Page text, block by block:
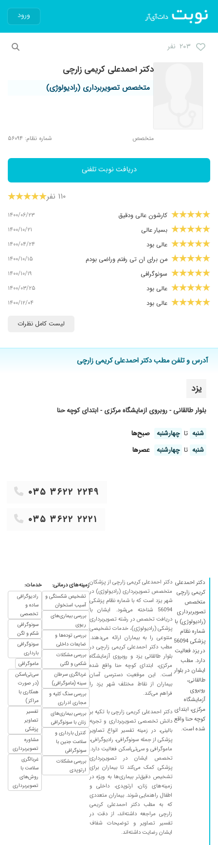
ورود
۲۰۳ نفر
دکتر احمدعلی کریمی زارچی
متخصص تصویربرداری (رادیولوژی)
متخصص شماره نظام: ۵۶۰۹۴
دریافت نوبت تلفنی
۱۱۰ نفر
کارشون عالی ودقیق ۱۴۰۰/۰۶/۲۳
بسیار عالی ۱۴۰۰/۱۰/۲۱
عالی بود ۱۴۰۰/۰۴/۲۴
من برای ان تی رفتم وراضی بودم ۱۴۰۰/۱۰/۱۵
سونوگرافی ۱۴۰۰/۱۰/۱۹
عالی بود ۱۴۰۰/۰۳/۲۵
عالی بود ۱۴۰۰/۱۲/۰۴
سونویntرفتم خوب بودن ۱۴۰۰/۱۰/۲۵
بسیار عالی
عفونت شکمی تشخیص ایشان درست بود
ماهری هستن
خوبه عالی
۱۳۹۹/۱۰/۲۲
تومور خوش خیم ۱۴۰۰/۰۶/۱۵
سلام خوب بود ۱۳۹۹/۱۲/۱۶
بسیار عالی ۱۴۰۰/۰۸/۱۸
سونوگرافی برای حاملگی ۱۴۰۰/۰۹/۱۴
بسیار دقیق و با تجربه ۱۴۰۰/۰۳/۲۵
نتیجه مورد قبول پزشک معالج بود ۱۳۹۷/۱۱/۱۱
سونوگرافی سه بعدی ۱۳۹۹/۱۱/۱۹
عال هستن ۱۴۰۱/۰۱/۱۶
چند سال پیش برای سونو پیششون امده ام خیلی
با تجربه هستند
۱۴۰۰/۰۳/۲۳
مشکل پرستات ۱۴۰۰/۱۱/۱۶
بسیار عالی ۱۳۹۹/۱۲/۲۷
بسیارعالی ۱۴۰۰/۰۷/۰۲
حامله بودم تشخیص دادن دوقلوهستن خیلی
ازکارشون راضی ام چون بیمارخیلی بادقت ملاجعه
میکنن
۱۴۰۰/۰۶/۱۳
نتیجه سونو خوب بود
بسیار دکتر با تجربه و موفقی هستند چکاپشون
عالیه
لیست کامل نظرات
آدرس و تلفن مطب دکتر احمدعلی کریمی زارچی
یزد
بلوار طالقانی - روبروی ازمایشگاه مرکزی - ابتدای کوچه حنا
شنبه تا چهارشنبه
صبح‌ها
شنبه تا چهارشنبه عصر‌ها
۰۳۵ ۳۶۲۲ ۲۲۴۹
۰۳۵ ۳۶۲۲ ۲۲۲۱
دکتر احمدعلی
کریمی زارچی
متخصص
تصویربرداری
(رادیولوژی) با
شماره نظام
پزشکی 56094
در یزد فعالیت
دارد. مطب
ایشان در بلوار
طالقانی،
روبروی
آزمایشگاه
مرکزی، ابتدای
کوچه حنا واقع
شده است.
دکتر احمدعلی کریمی زارچی از پزشکان
متخصص تصویربرداری (رادیولوژی) در
شهر یزد است که با شماره نظام پزشکی
56094 شناخته می‌شود. ایشان با
دریافت تخصص در رشته تصویربرداری
پزشکی (رادیولوژی)، خدمات تشخیصی
متنوعی را به بیماران ارائه می‌دهند.
مطب دکتر احمدعلی کریمی زارچی در
بلوار طالقانی یزد و روبروی آزمایشگاه
مرکزی، ابتدای کوچه حنا واقع شده
است. این موقعیت دسترسی آسان
بیماران از نقاط مختلف شهر یزد را
فراهم می‌کند.
دکتر احمدعلی کریمی زارچی با تکیه بر
دانش تخصصی تصویربرداری و تجربه
بالینی، در زمینه تفسیر انواع تصاویر
پزشکی از جمله سونوگرافی، رادیوگرافی،
ماموگرافی و سی‌تی‌اسکن فعالیت دارد.
تخصص ایشان در تصویربرداری
پزشکی کمک می‌کند تا بیماران برای
تشخیص دقیق‌تر بیماری‌ها به ویژه در
زمینه‌های زنان، ارتوپدی، داخلی و
اطفال راهنمایی شوند. بیماران متعددی
که به مطب دکتر احمدعلی کریمی
زارچی مراجعه داشته‌اند، از دقت در
تفسیر تصاویر و توضیحات شفاف
ایشان رضایت داشته‌اند.
زمینه‌های درمانی:
تشخیص شکستگی و
آسیب استخوان
بررسی بیماری‌های
ریوی
بررسی توده‌ها و
ضایعات داخلی
بررسی مشکلات
شکمی و لگنی
غربالگری سرطان
سینه (ماموگرافی)
بررسی سنگ کلیه و
مجاری ادراری
بررسی بیماری‌های
زنان با سونوگرافی
کنترل بارداری و
سلامت جنین با
سونوگرافی
بررسی مشکلات
ارتوپدی
خدمات:
رادیوگرافی
ساده و
تخصصی
سونوگرافی
شکم و لگن
سونوگرافی
بارداری
ماموگرافی
سی‌تی‌اسکن
(در صورت
همکاری با
مراکز)
تفسیر
تصاویر
پزشکی
مشاوره
تصویربرداری
غربالگری
سلامت با
روش‌های
تصویربرداری